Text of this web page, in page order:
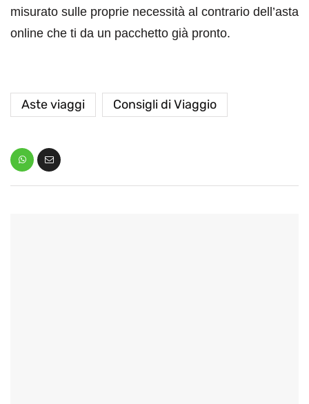
misurato sulle proprie necessità al contrario dell’asta
online che ti da un pacchetto già pronto.
Aste viaggi Consigli di Viaggio